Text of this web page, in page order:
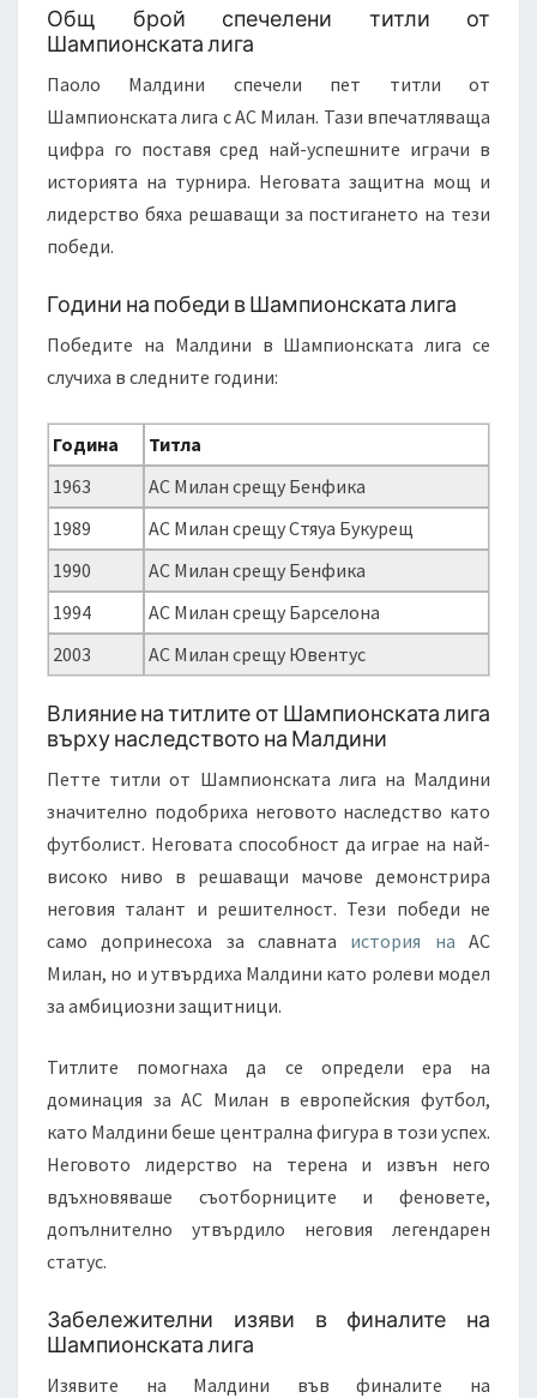
Общ брой спечелени титли от
Шампионската лига
Паоло Малдини спечели пет титли от
Шампионската лига с АС Милан. Тази впечатляваща
цифра го поставя сред най-успешните играчи в
историята на турнира. Неговата защитна мощ и
лидерство бяха решаващи за постигането на тези
победи.
Години на победи в Шампионската лига
Победите на Малдини в Шампионската лига се
случиха в следните години:
Година
Титла
1963
АС Милан срещу Бенфика
1989
АС Милан срещу Стяуа Букурещ
1990
АС Милан срещу Бенфика
1994
АС Милан срещу Барселона
2003
АС Милан срещу Ювентус
Влияние на титлите от Шампионската лига
върху наследството на Малдини
Петте титли от Шампионската лига на Малдини
значително подобриха неговото наследство като
футболист. Неговата способност да играе на най-
високо ниво в решаващи мачове демонстрира
неговия талант и решителност. Тези победи не
само допринесоха за славната история на АС
Милан, но и утвърдиха Малдини като ролеви модел
за амбициозни защитници.
Титлите помогнаха да се определи ера на
доминация за АС Милан в европейския футбол,
като Малдини беше централна фигура в този успех.
Неговото лидерство на терена и извън него
вдъхновяваше съотборниците и феновете,
допълнително утвърдило неговия легендарен
статус.
Забележителни изяви в финалите на
Шампионската лига
Изявите на Малдини във финалите на